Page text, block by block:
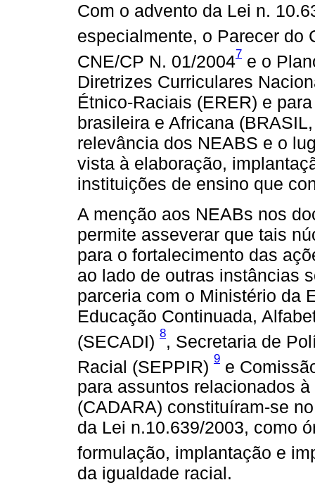
Com o advento da Lei n.
especialmente, o Parecer do
CNE/CP N. 01/20047 e o
Diretrizes Curriculares
Étnico-Raciais (ERER) e
brasileira e Africana
relevância dos NEABS e o
vista à elaboração,
instituições de ensino que
A menção aos NEABs nos
permite asseverar que tais
para o fortalecimento das
ao lado de outras instâncias
parceria com o Ministério da
Educação Continuada,
(SECADI) 8, Secretaria de
Racial (SEPPIR) 9 e
para assuntos relacionados
(CADARA) constituíram-se
da Lei n.10.639/2003, como
formulação, implantação e
da igualdade racial.